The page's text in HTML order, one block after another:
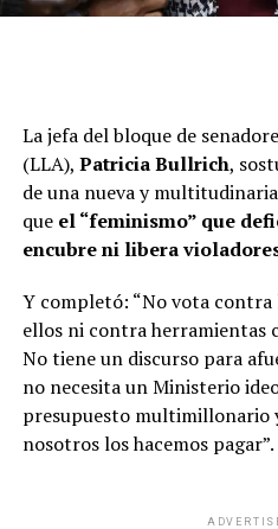
La jefa del bloque de
(LLA), Patricia Bullrich,
de una nueva y
que el “feminismo” que
encubre ni libera
Y completó: “No vota
ellos ni contra herramientas
No tiene un discurso para
no necesita un Ministerio
presupuesto multimillonario
nosotros los hacemos pagar”.